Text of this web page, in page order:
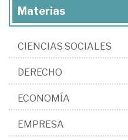
Materias
CIENCIAS SOCIALES
DERECHO
ECONOMÍA
EMPRESA